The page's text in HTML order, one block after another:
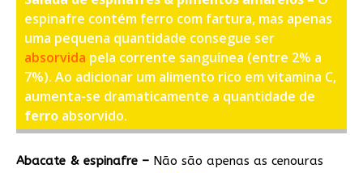
espinafre contém ferro com fartura, mas apenas
uma pequena quantidade consegue ser
absorvida pela corrente sanguínea (entre 2% a
7%). Ao adicionar um alimento rico em vitamina C,
aumenta-se dramaticamente a quantidade de
ferro absorvido.
Abacate & espinafre – Não são apenas as cenouras